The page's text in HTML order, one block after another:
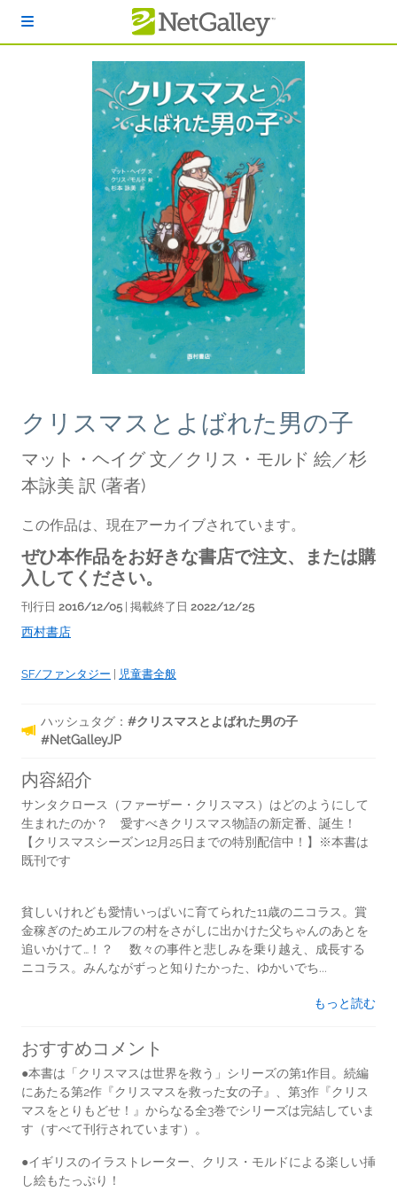
クリスマスとよばれた男の子
マット・ヘイグ 文／クリス・モルド 絵／杉
本詠美 訳 (著者)
この作品は、現在アーカイブされています。
ぜひ本作品をお好きな書店で注文、または購
入してください。
刊行日 2016/12/05 | 掲載終了日 2022/12/25
西村書店
SF/ファンタジー 児童書全般
ハッシュタグ： #クリスマスとよばれた男の子
#NetGalleyJP
内容紹介
サンタクロース（ファーザー・クリスマス）はどのようにして
生まれたのか？ 愛すべきクリスマス物語の新定番、誕生！
【クリスマスシーズン12月25日までの特別配信中！】※本書は
既刊です
貧しいけれども愛情いっぱいに育てられた11歳のニコラス。賞
金稼ぎのためエルフの村をさがしに出かけた父ちゃんのあとを
追いかけて…！？ 数々の事件と悲しみを乗り越え、成長する
ニコラス。みんながずっと知りたかった、ゆかいでち...
もっと読む
おすすめコメント
●本書は「クリスマスは世界を救う」シリーズの第1作目。続編
にあたる第2作『クリスマスを救った女の子』、第3作『クリス
マスをとりもどせ！』からなる全3巻でシリーズは完結していま
す（すべて刊行されています）。
●イギリスのイラストレーター、クリス・モルドによる楽しい挿
し絵もたっぷり！